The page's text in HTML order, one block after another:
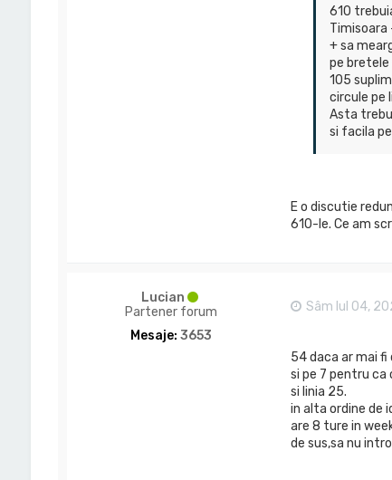
610
Timisoara
+ sa
pe
105
circule pe
Asta
si facila
E o discutie
610-le. Ce am
Lucian
Partener forum
Mesaje: 3653
Sâm Iul 04,
54 daca ar mai fi
si pe 7 pentru ca
si linia 25.
in alta ordine de
are 8 ture in
de sus,sa nu